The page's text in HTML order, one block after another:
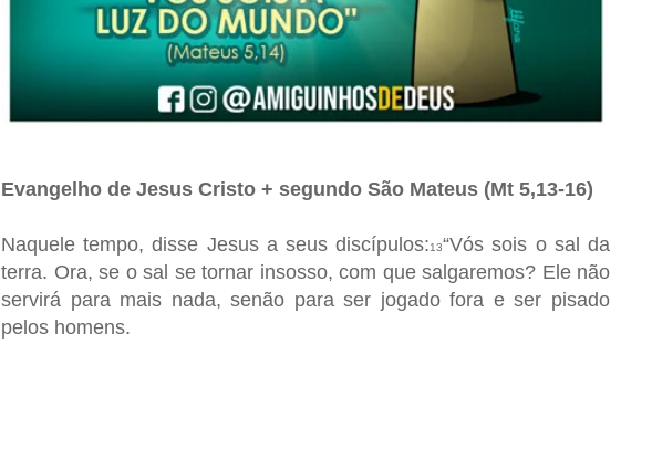
Evangelho de Jesus Cristo + segundo São Mateus (Mt 5,13-16)
Naquele tempo, disse Jesus a seus discípulos:13“Vós sois o sal da
terra. Ora, se o sal se tornar insosso, com que salgaremos? Ele não
servirá para mais nada, senão para ser jogado fora e ser pisado
pelos homens.